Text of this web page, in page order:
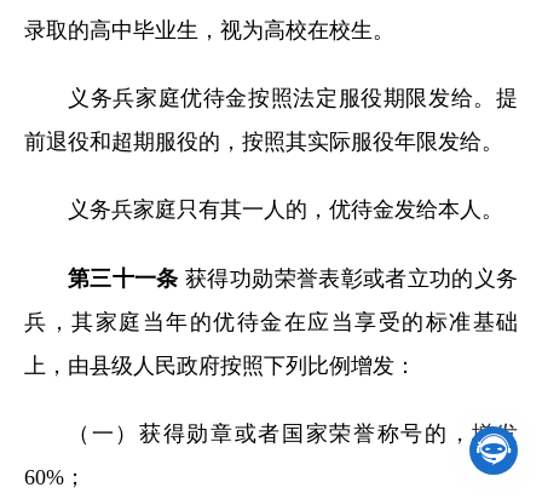

录取的高中毕业生，视为高校在校生。
义务兵家庭优待金按照法定服役期限发给。提
前退役和超期服役的，按照其实际服役年限发给。
义务兵家庭只有其一人的，优待金发给本人。
第三十一条 获得功勋荣誉表彰或者立功的义务
兵，其家庭当年的优待金在应当享受的标准基础
上，由县级人民政府按照下列比例增发：
（一）获得勋章或者国家荣誉称号的，增发
60%；